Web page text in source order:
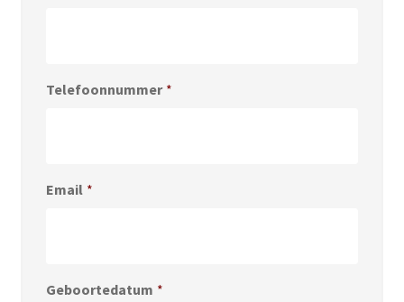
Telefoonnummer *
Email *
Geboortedatum *